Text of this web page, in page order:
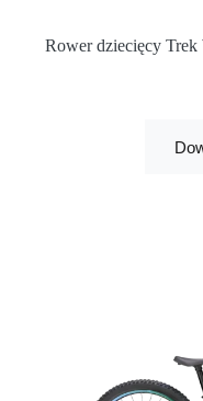
Rower dziecięcy Trek